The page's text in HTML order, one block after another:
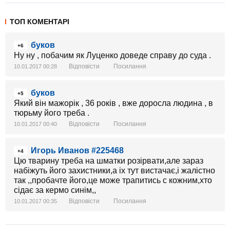
ТОП КОМЕНТАРІ
+6
буков
Ну ну , побачим як Луценко доведе справу до суда .
10.01.2017 00:28 Відповісти Посилання
+5
буков
Який він мажорік , 36 років , вже доросла людина , в
тюрьму його треба .
10.01.2017 00:40 Відповісти Посилання
+4
Игорь Иванов #225468
Цю тварину треба на шматки розірвати,але зараз
набіжуть його захистники,а іх тут вистачає,і жалістно
так ,,пробачте його,це може трапитись с кожним,хто
сідає за кермо синім,,
10.01.2017 00:35 Відповісти Посилання